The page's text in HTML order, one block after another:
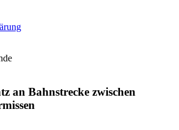
an Bahnstrecke zwischen